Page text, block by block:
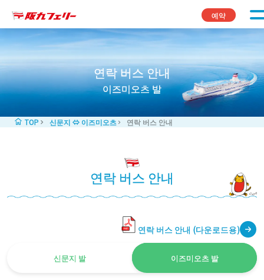
예약
연락 버스 안내
이즈미오츠 발
TOP 신문지 ⇔ 이즈미오츠 연락 버스 안내
연락 버스 안내
연락 버스 안내 (다운로드용)
신문지 발 이즈미오츠 발